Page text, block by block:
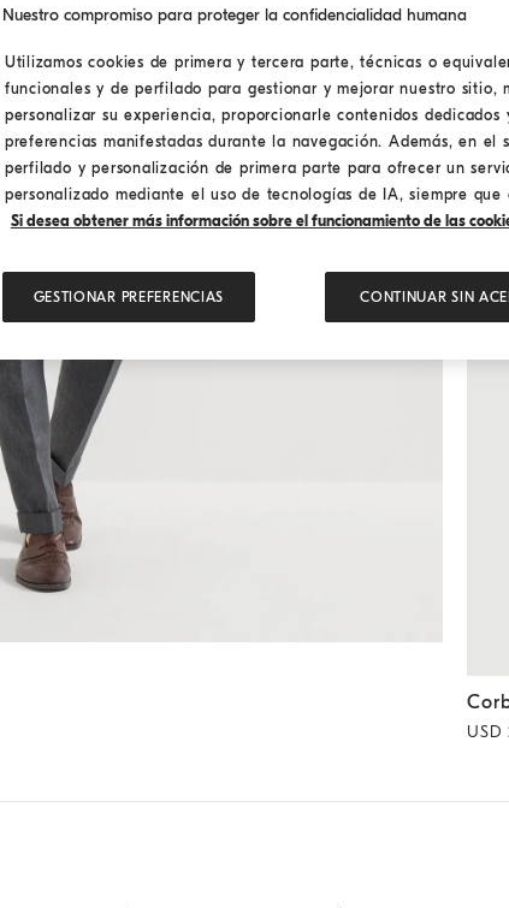
USD
USD
Nuestro compromiso para proteger la confidencialidad humana
Utilizamos cookies de primera y tercera parte, técnicas o
funcionales y de perfilado para gestionar y mejorar nuestro sitio,
personalizar su experiencia, proporcionarle contenidos dedicados
preferencias manifestadas durante la navegación. Además, en
perfilado y personalización de primera parte para ofrecer un
personalizado mediante el uso de tecnologías de IA, siempre
Si desea obtener más información sobre el funcionamiento de las
GESTIONAR PREFERENCIAS CONTINUAR SIN